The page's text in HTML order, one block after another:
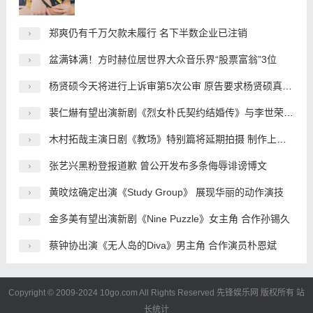
郑爽仍有千万欠款未履行 名下半数企业已注销
盆满钵满！方时赫位居世界大众音乐界“股票富翁”3位
杨贤硕今天将进行上诉审第5次公审 原告要求杨贤硕真心道歉
裴仁爀有望出演新剧《烈女朴氏契约结婚传》与李世荣搭档
木村拓哉主演日剧《教场》特别篇将延期拍摄 制作上出了问题
张艺兴黑粉登报道歉 曾公开发布多条侮辱诽谤博文
黄旼炫确定出演《Study Group》 展现华丽的动作演技
金多美有望出演新剧《Nine Puzzle》女主角 合作孙锡久
蔡钟协出演《无人岛的Diva》男主角 合作演员朴恩斌
Copyright © 2009-2024 10go.com All Rights Reserved 先锋娱乐网 版权所有 站
长统计